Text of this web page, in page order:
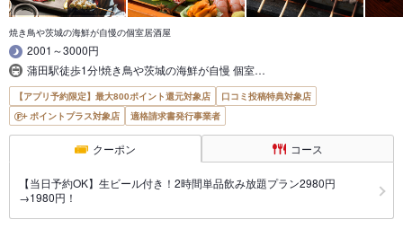
焼き鳥や茨城の海鮮が自慢の個室居酒屋
2001～3000円
蒲田駅徒歩1分!焼き鳥や茨城の海鮮が自慢 個室…
【アプリ予約限定】最大800ポイント還元対象店
口コミ投稿特典対象店
ポイントプラス対象店
適格請求書発行事業者
クーポン コース
【当日予約OK】生ビール付き！2時間単品飲み放題プラン2980円
→1980円！